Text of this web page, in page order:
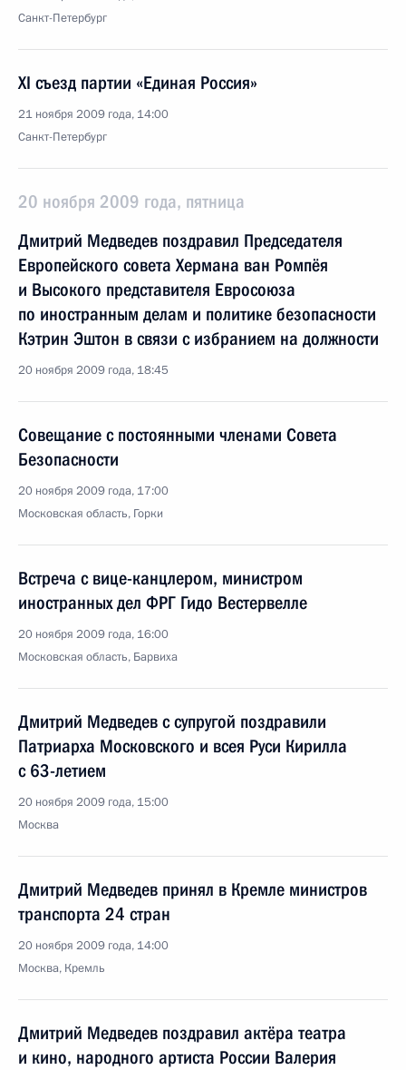
Санкт-Петербург
XI съезд партии «Единая Россия»
21 ноября 2009 года, 14:00
Санкт-Петербург
20 ноября 2009 года, пятница
Дмитрий Медведев поздравил Председателя
Европейского совета Хермана ван Ромпёя
и Высокого представителя Евросоюза
по иностранным делам и политике безопасности
Кэтрин Эштон в связи с избранием на должности
20 ноября 2009 года, 18:45
Совещание с постоянными членами Совета
Безопасности
20 ноября 2009 года, 17:00
Московская область, Горки
Встреча с вице-канцлером, министром
иностранных дел ФРГ Гидо Вестервелле
20 ноября 2009 года, 16:00
Московская область, Барвиха
Дмитрий Медведев с супругой поздравили
Патриарха Московского и всея Руси Кирилла
с 63-летием
20 ноября 2009 года, 15:00
Москва
Дмитрий Медведев принял в Кремле министров
транспорта 24 стран
20 ноября 2009 года, 14:00
Москва, Кремль
Дмитрий Медведев поздравил актёра театра
и кино, народного артиста России Валерия